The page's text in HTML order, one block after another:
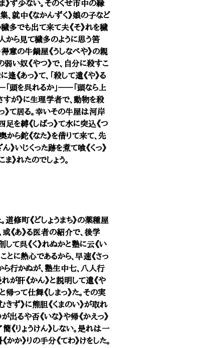
ず少ない。そのくせ市中の縁
、就中《なかんずく》娘の子など
多でも出て来て夫《そ》れを穢
人から見て穢多のように思う筈
得意の牛鍋屋《うしなべや》の親
弱い奴《やつ》で、自分に殺すこ
あっ》て、「殺して遣《や》る
「頭を呉れるか」――「頭なら上
さすが》に生理学者で、動物を殺
》て居る。幸いその牛屋は河岸
足を縛《しばっ》て水に突込《つ
から鉈《なた》を借りて来て、先
》いじくった跡を煮て喰《くっ》
》れたのでしょう。
道修町《どしょうまち》の薬種屋
或《あ》る医者の紹介で、後学
て呉《く》れぬかと塾に云《い
とに熱心であるから、早速《さっ
ら行かぬが、塾生中七、八人行
が肝《かん》と説明して遣《や
帰って仕舞《しまっ》た。その実
ず》に熊胆《くまのい》が取れ
出るや否《いな》や帰《かえっ》
《りょうけん》しない。是れは一
か》りの手分《てわ》けをした。